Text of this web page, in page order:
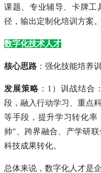
课题、专业辅导、卡牌工
径，输出定制化培训方案。
数字化技术人才
核心思路 ：强化技能培养
发展策略：1）训战结合
段，融入行动学习、重点
等手段，提升学习转化率
帅”、跨界融合、产学研
科技成果转化。
总体来说，数字化人才是